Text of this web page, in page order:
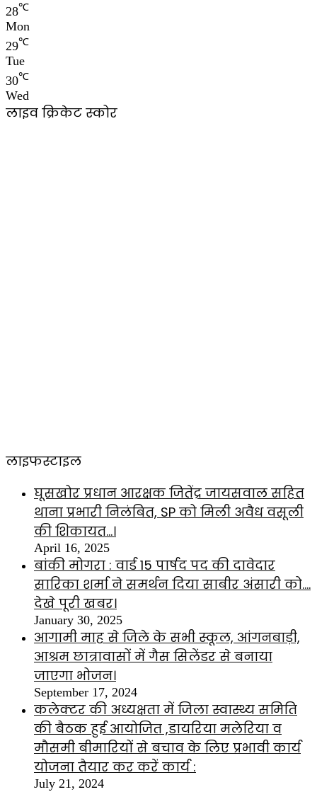
28℃
Mon
29℃
Tue
30℃
Wed
लाइव क्रिकेट स्कोर
लाइफस्टाइल
घूसखोर प्रधान आरक्षक जितेंद्र जायसवाल सहित
थाना प्रभारी निलंबित, SP को मिली अवैध वसूली
की शिकायत…।
April 16, 2025
बांकी मोगरा : वार्ड 15 पार्षद पद की दावेदार
सारिका शर्मा ने समर्थन दिया साबीर अंसारी को….
देखे पूरी खबर।
January 30, 2025
आगामी माह से जिले के सभी स्कूल, आंगनबाड़ी,
आश्रम छात्रावासों में गैस सिलेंडर से बनाया
जाएगा भोजन।
September 17, 2024
कलेक्टर की अध्यक्षता में जिला स्वास्थ्य समिति
की बैठक हुई आयोजित ,डायरिया मलेरिया व
मौसमी बीमारियों से बचाव के लिए प्रभावी कार्य
योजना तैयार कर करें कार्य :
July 21, 2024